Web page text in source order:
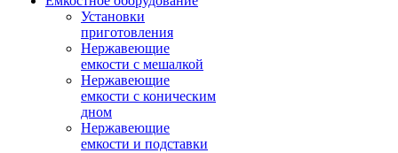
Установки
приготовления
Нержавеющие
емкости с мешалкой
Нержавеющие
емкости с коническим
дном
Нержавеющие
емкости и подставки